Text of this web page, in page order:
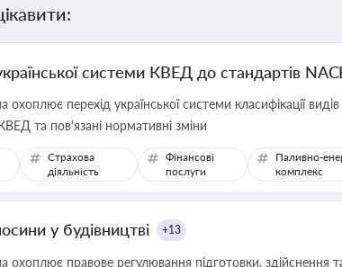
системи КВЕД до стандартів
охоплює перехід української системи класифікації
та пов'язані нормативні зміни
Страхова
діяльність
Фінансові
послуги
Паливно-
комплекс
у будівництві +13
охоплює правове регулювання підготовки, здійснення